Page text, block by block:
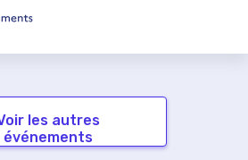
les autres
événements